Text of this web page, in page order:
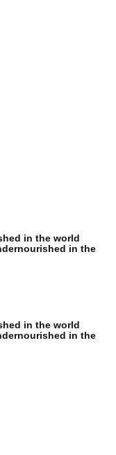
in the world
in the
in the world
in the